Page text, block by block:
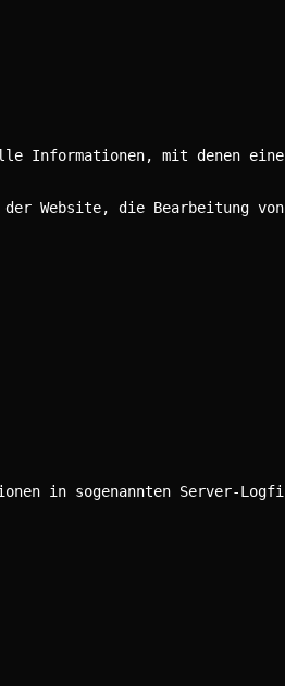
Informationen, mit denen eine
Website, die Bearbeitung von
in sogenannten Server-